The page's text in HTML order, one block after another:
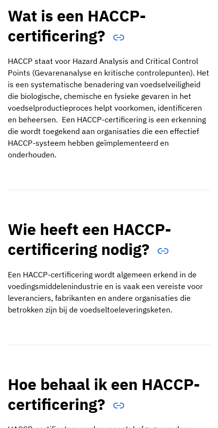
Wat is een HACCP-
certificering?
HACCP staat voor Hazard Analysis and Critical Control
Points (Gevarenanalyse en kritische controlepunten). Het
is een systematische benadering van voedselveiligheid
die biologische, chemische en fysieke gevaren in het
voedselproductieproces helpt voorkomen, identificeren
en beheersen. Een HACCP-certificering is een erkenning
die wordt toegekend aan organisaties die een effectief
HACCP-systeem hebben geïmplementeerd en
onderhouden.
Wie heeft een HACCP-
certificering nodig?
Een HACCP-certificering wordt algemeen erkend in de
voedingsmiddelenindustrie en is vaak een vereiste voor
leveranciers, fabrikanten en andere organisaties die
betrokken zijn bij de voedseltoeleveringsketen.
Hoe behaal ik een HACCP-
certificering?